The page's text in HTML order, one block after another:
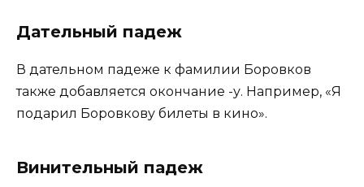
Дательный падеж
В дательном падеже к фамилии Боровков
также добавляется окончание -у. Например, «Я
подарил Боровкову билеты в кино».
Винительный падеж